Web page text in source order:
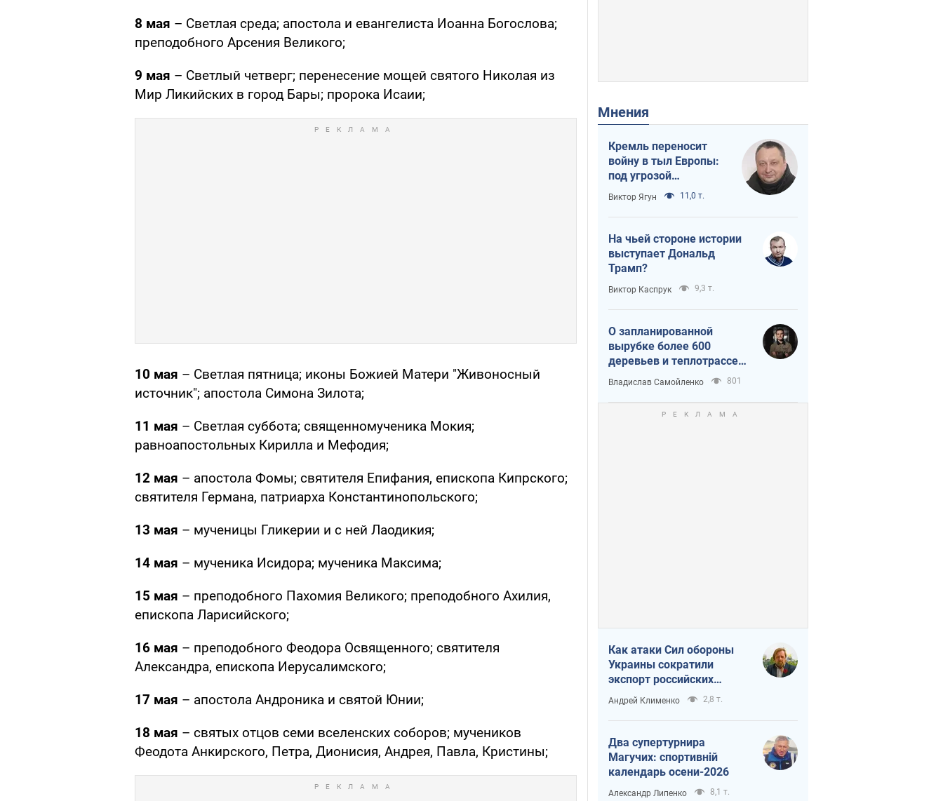
8 мая – Светлая среда; апостола и евангелиста Иоанна Богослова;
преподобного Арсения Великого;
9 мая – Светлый четверг; перенесение мощей святого Николая из
Мир Ликийских в город Бары; пророка Исаии;
10 мая – Светлая пятница; иконы Божией Матери "Живоносный
источник"; апостола Симона Зилота;
11 мая – Светлая суббота; священномученика Мокия;
равноапостольных Кирилла и Мефодия;
12 мая – апостола Фомы; святителя Епифания, епископа Кипрского;
святителя Германа, патриарха Константинопольского;
13 мая – мученицы Гликерии и с ней Лаодикия;
14 мая – мученика Исидора; мученика Максима;
15 мая – преподобного Пахомия Великого; преподобного Ахилия,
епископа Ларисийского;
16 мая – преподобного Феодора Освященного; святителя
Александра, епископа Иерусалимского;
17 мая – апостола Андроника и святой Юнии;
18 мая – святых отцов семи вселенских соборов; мучеников
Феодота Анкирского, Петра, Дионисия, Андрея, Павла, Кристины;
Мнения
Кремль переносит
войну в тыл Европы:
под угрозой
критическая
логистика
Виктор Ягун 11,0 т.
На чьей стороне истории
выступает Дональд
Трамп?
Виктор Каспрук 9,3 т.
О запланированной
вырубке более 600
деревьев и теплотрассе:
что происходит на
Теремках в Киеве
Владислав Самойленко 801
Как атаки Сил обороны
Украины сократили
экспорт российских
нефтепродуктов
Андрей Клименко 2,8 т.
Два супертурнира
Магучих: спортивній
календарь осени-2026
Александр Липенко 8,1 т.